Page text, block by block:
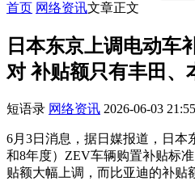
首页 网络资讯文章正文
日本东京上调电动车
对 补贴额只有丰田、
短语录 网络资讯 2026-06-03
6月3日消息，据日媒报道，日本
和8年度）ZEV车辆购置补贴标
贴额大幅上调，而比亚迪的补贴